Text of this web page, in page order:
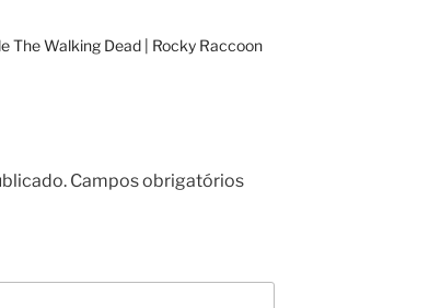
The Walking Dead | Rocky Raccoon
Campos obrigatórios